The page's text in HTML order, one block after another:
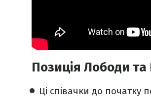
Позиція Лободи
Ці співачки до початку